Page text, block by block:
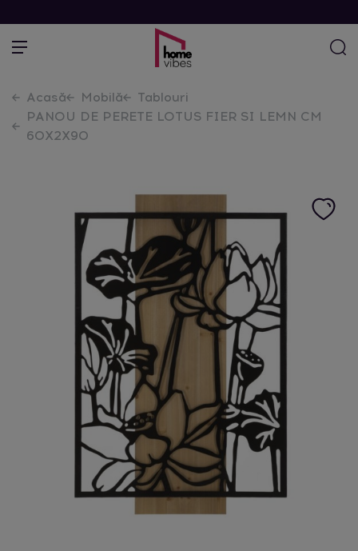
Acasă Mobilă
Tablouri
PANOU DE PERETE LOTUS FIER SI LEMN CM
60X2X90